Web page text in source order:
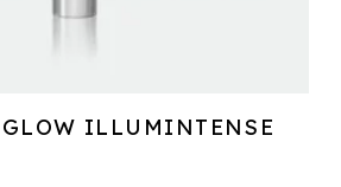
ILLUMINTENSE